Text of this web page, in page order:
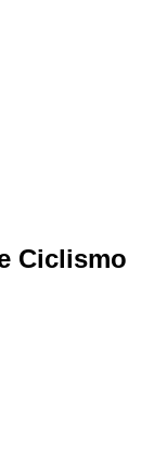
Ciclismo